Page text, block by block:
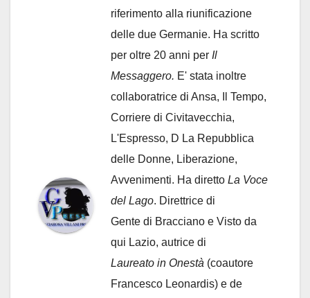
riferimento alla riunificazione
delle due Germanie. Ha scritto
per oltre 20 anni per Il
Messaggero. E' stata inoltre
collaboratrice di Ansa, Il Tempo,
Corriere di Civitavecchia,
L'Espresso, D La Repubblica
delle Donne, Liberazione,
Avvenimenti. Ha diretto La Voce
del Lago. Direttrice di
Gente di Bracciano e Visto da
qui Lazio, autrice di
Laureato in Onestà (coautore
Francesco Leonardis) e de